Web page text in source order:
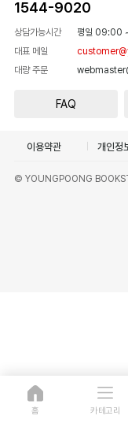
1544-9020
상담가능시간 평일 09:00
대표 메일
대량 주문
FAQ
이용약관 개인정
© YOUNGPOONG
홈 카테고리